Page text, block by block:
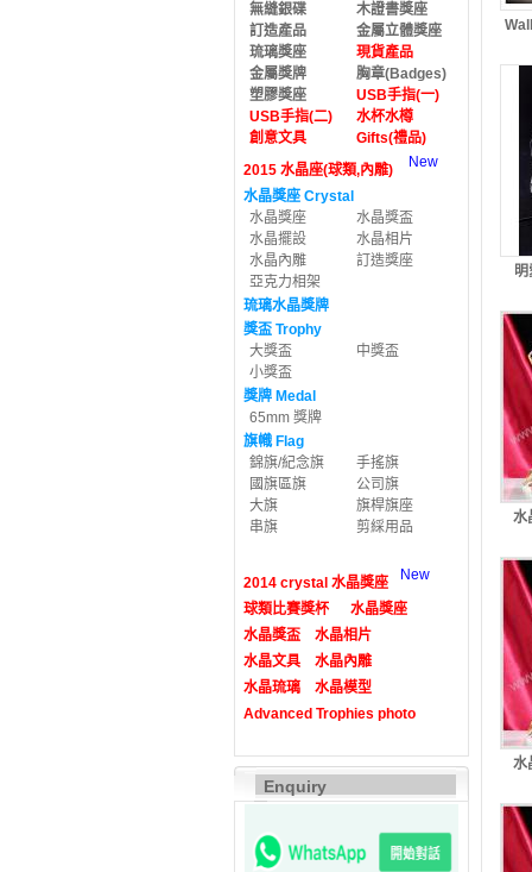
無縫銀碟
木證書獎座
訂造產品
金屬立體獎座
琉璃獎座
現貨產品
金屬獎牌
胸章(Badges)
塑膠獎座
USB手指(一)
USB手指(二)
水杯水樽
創意文具
Gifts(禮品)
2015 水晶座(球類,內雕)
New
水晶獎座 Crystal
水晶獎座
水晶獎盃
水晶擺設
水晶相片
水晶內雕
訂造獎座
亞克力相架
琉璃水晶獎牌
獎盃 Trophy
大獎盃
中獎盃
小獎盃
獎牌 Medal
65mm 獎牌
旗幟 Flag
錦旗/紀念旗
手搖旗
國旗區旗
公司旗
大旗
旗桿旗座
串旗
剪綵用品
2014 crystal 水晶獎座 New
球類比賽獎杯
水晶獎座
水晶獎盃
水晶相片
水晶文具
水晶內雕
水晶琉璃
水晶模型
Advanced Trophies photo
Enquiry
明
水
水